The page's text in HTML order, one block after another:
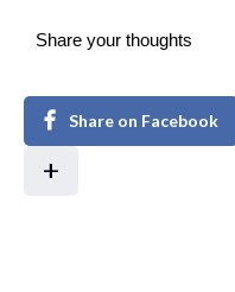
Share your thoughts
Share on Facebook
+